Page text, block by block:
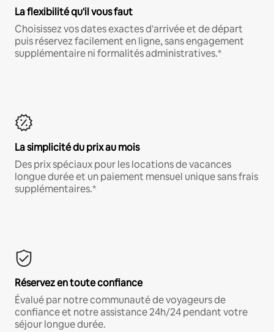
La flexibilité qu'il vous faut
Choisissez vos dates exactes d'arrivée et de départ
puis réservez facilement en ligne, sans engagement
supplémentaire ni formalités administratives.*
La simplicité du prix au mois
Des prix spéciaux pour les locations de vacances
longue durée et un paiement mensuel unique sans frais
supplémentaires.*
Réservez en toute confiance
Évalué par notre communauté de voyageurs de
confiance et notre assistance 24h/24 pendant votre
séjour longue durée.